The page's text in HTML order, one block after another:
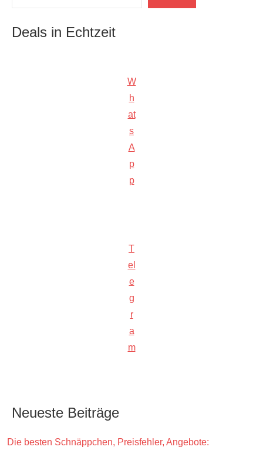
Deals in Echtzeit
W
h
at
s
A
p
p
T
el
e
g
r
a
m
Neueste Beiträge
Die besten Schnäppchen, Preisfehler, Angebote: